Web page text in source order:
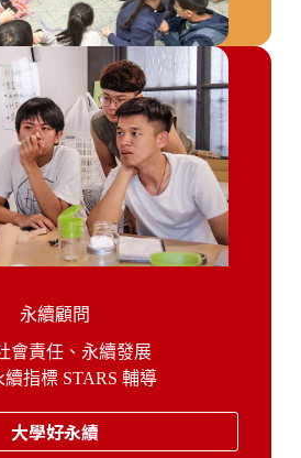
永續顧問
會責任、永續發展
續指標 STARS 輔導
大學好永續